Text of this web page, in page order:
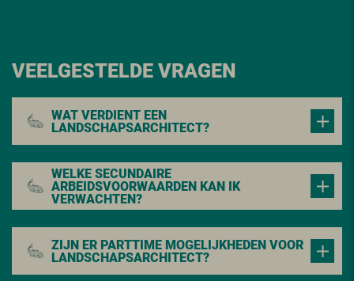
VEELGESTELDE VRAGEN
WAT VERDIENT EEN
LANDSCHAPSARCHITECT?
WELKE SECUNDAIRE
ARBEIDSVOORWAARDEN KAN IK
VERWACHTEN?
ZIJN ER PARTTIME MOGELIJKHEDEN VOOR
LANDSCHAPSARCHITECT?